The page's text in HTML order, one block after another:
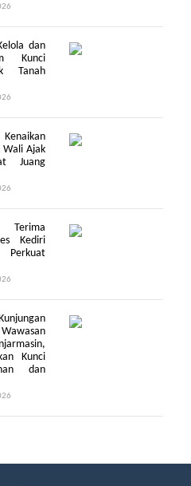
dan
Kunci
Tanah
Wali Ajak
Juang
Kediri
Kunci
dan